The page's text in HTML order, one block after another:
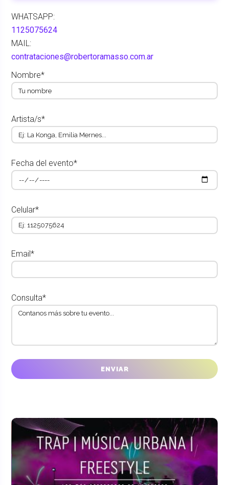
WHATSAPP:
1125075624
MAIL:
contrataciones@robertoramasso.com.ar
Nombre*
Artista/s*
Fecha del evento*
Celular*
Email*
Consulta*